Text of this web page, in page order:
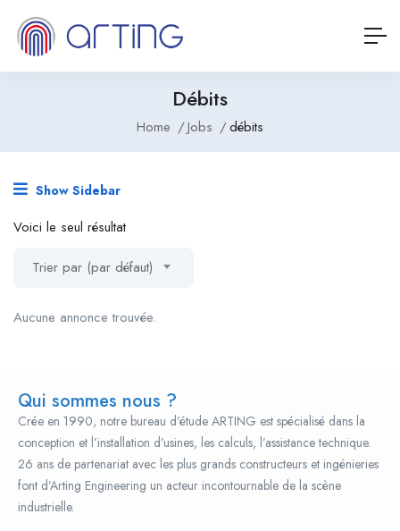
Débits
Home Jobs débits
Show Sidebar
Voici le seul résultat
Trier par (par défaut)
Aucune annonce trouvée.
Qui sommes nous ?
Crée en 1990, notre bureau d’étude ARTING est spécialisé dans la
conception et l’installation d’usines, les calculs, l’assistance technique.
26 ans de partenariat avec les plus grands constructeurs et ingénieries
font d’Arting Engineering un acteur incontournable de la scène
industrielle.